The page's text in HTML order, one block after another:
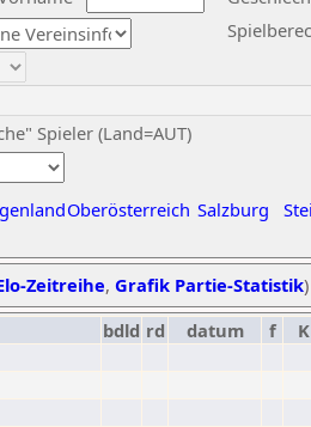
Spieler (Land=AUT)
Oberösterreich Salzburg
Zeitreihe, Grafik Partie-Statistik)
bdld rd datum f K